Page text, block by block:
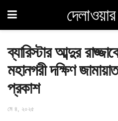
ব্যারিস্টার আব্দুর
মহানগরী দক্ষিণ
প্রকাশ
মে ৪, ২০২৫